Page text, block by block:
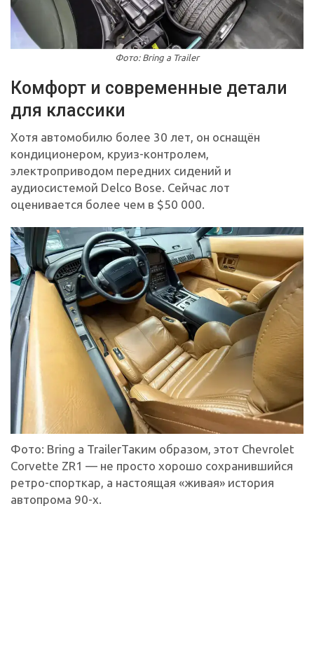
Фото: Bring a Trailer
Комфорт и современные детали
для классики
Хотя автомобилю более 30 лет, он оснащён
кондиционером, круиз-контролем,
электроприводом передних сидений и
аудиосистемой Delco Bose. Сейчас лот
оценивается более чем в $50 000.
Фото: Bring a TrailerТаким образом, этот Chevrolet
Corvette ZR1 — не просто хорошо сохранившийся
ретро-спорткар, а настоящая «живая» история
автопрома 90-х.